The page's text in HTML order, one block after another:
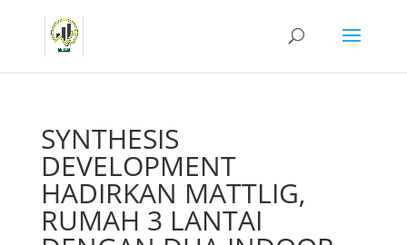
SYNTHESIS
DEVELOPMENT
HADIRKAN MATTLIG,
RUMAH 3 LANTAI